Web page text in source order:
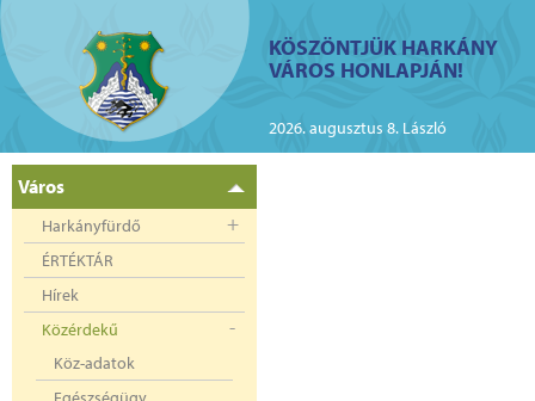
KÖSZÖNTJÜK HARKÁNY
VÁROS HONLAPJÁN!
2026. augusztus 8. László
Város
Harkányfürdő
ÉRTÉKTÁR
Hírek
Közérdekű
Köz-adatok
az elektromos